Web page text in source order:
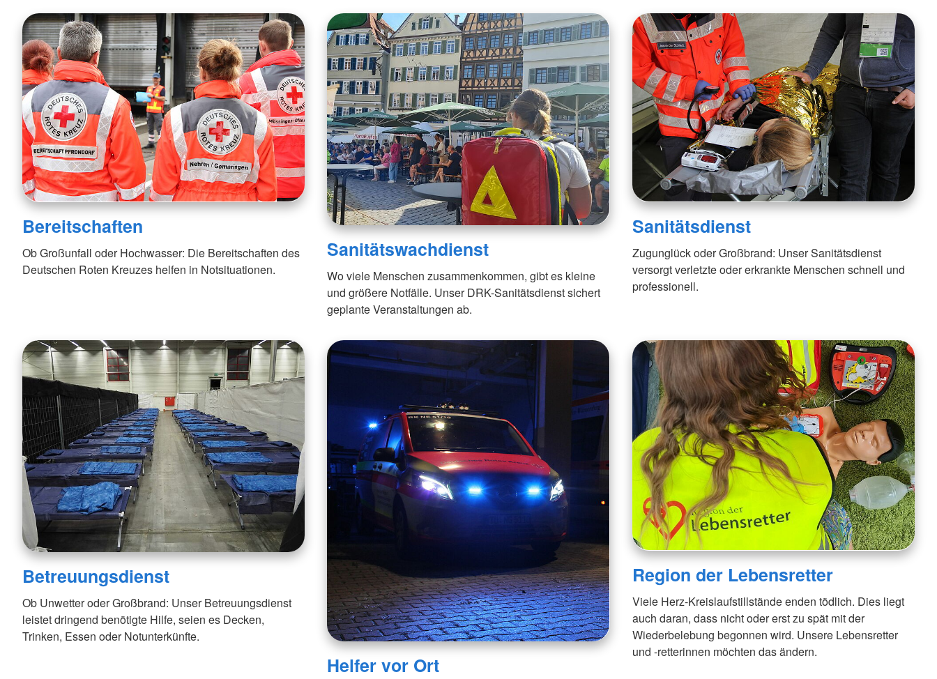
Bereitschaften
Ob Großunfall oder Hochwasser: Die Bereitschaften des
Deutschen Roten Kreuzes helfen in Notsituationen.
Sanitätswachdienst
Wo viele Menschen zusammenkommen, gibt es kleine
und größere Notfälle. Unser DRK-Sanitätsdienst sichert
geplante Veranstaltungen ab.
Sanitätsdienst
Zugunglück oder Großbrand: Unser Sanitätsdienst
versorgt verletzte oder erkrankte Menschen schnell und
professionell.
Betreuungsdienst
Ob Unwetter oder Großbrand: Unser Betreuungsdienst
leistet dringend benötigte Hilfe, seien es Decken,
Trinken, Essen oder Notunterkünfte.
Helfer vor Ort
Region der Lebensretter
Viele Herz-Kreislaufstillstände enden tödlich. Dies liegt
auch daran, dass nicht oder erst zu spät mit der
Wiederbelebung begonnen wird. Unsere Lebensretter
und -retterinnen möchten das ändern.